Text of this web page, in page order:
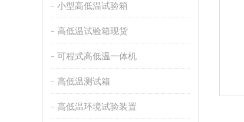
小型高低温试验箱
高低温试验箱现货
可程式高低温一体机
高低温测试箱
高低温环境试验装置